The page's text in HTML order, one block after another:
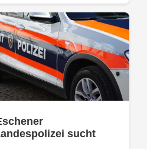
sucht